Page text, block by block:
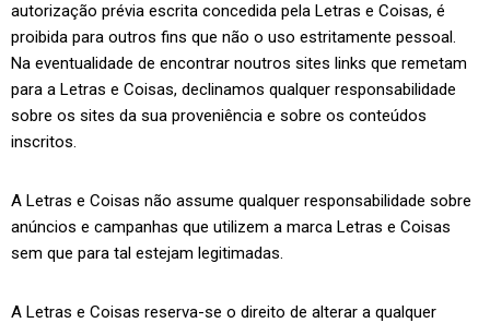
autorização prévia escrita concedida pela Letras e Coisas, é
proibida para outros fins que não o uso estritamente pessoal.
Na eventualidade de encontrar noutros sites links que remetam
para a Letras e Coisas, declinamos qualquer responsabilidade
sobre os sites da sua proveniência e sobre os conteúdos
inscritos.
A Letras e Coisas não assume qualquer responsabilidade sobre
anúncios e campanhas que utilizem a marca Letras e Coisas
sem que para tal estejam legitimadas.
A Letras e Coisas reserva-se o direito de alterar a qualquer